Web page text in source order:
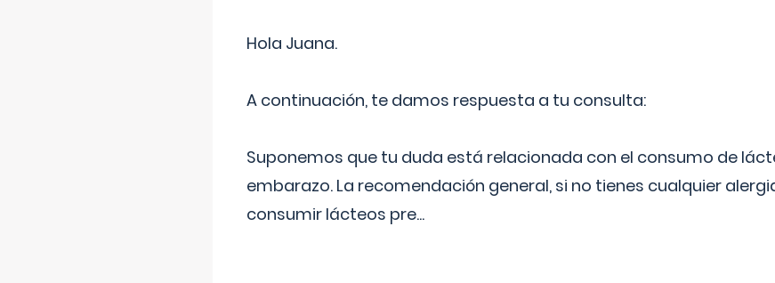
Hola Juana.
A continuación, te damos respuesta a tu consulta:
Suponemos que tu duda está relacionada con el consumo de
embarazo. La recomendación general, si no tienes cualquier
consumir lácteos pre...